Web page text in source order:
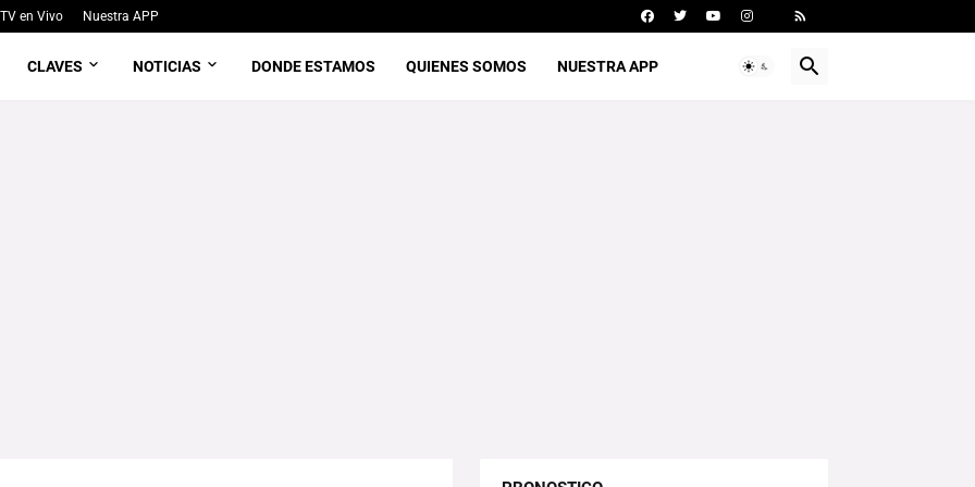
TV en Vivo Nuestra APP
CLAVES NOTICIAS DONDE ESTAMOS QUIENES SOMOS NUESTRA APP